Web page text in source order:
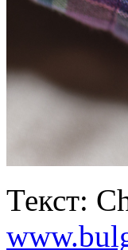
Текст: